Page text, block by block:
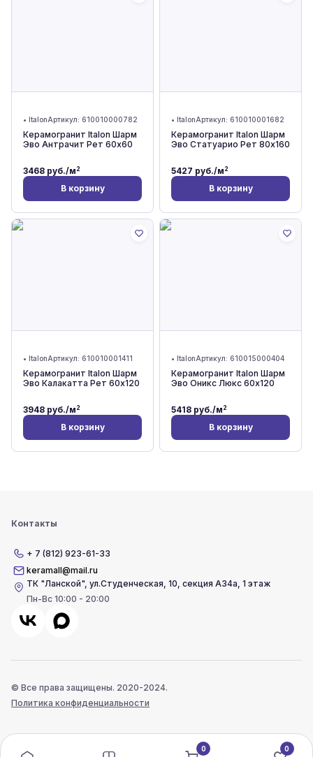
• ItalonАртикул: 610010000782
Керамогранит Italon Шарм
Эво Антрачит Рет 60x60
3468 руб./м2
В корзину
• ItalonАртикул: 610010001682
Керамогранит Italon Шарм
Эво Статуарио Рет 80x160
5427 руб./м2
В корзину
• ItalonАртикул: 610010001411
Керамогранит Italon Шарм
Эво Калакатта Рет 60x120
3948 руб./м2
В корзину
• ItalonАртикул: 610015000404
Керамогранит Italon Шарм
Эво Оникс Люкс 60x120
5418 руб./м2
В корзину
Контакты
+ 7 (812) 923-61-33
keramall@mail.ru
ТК "Ланской",ул.Студенческая, 10, секция А34а, 1 этаж
Пн-Вс 10:00 - 20:00
© Все права защищены. 2020-2024.
Политика конфиденциальности
0 0